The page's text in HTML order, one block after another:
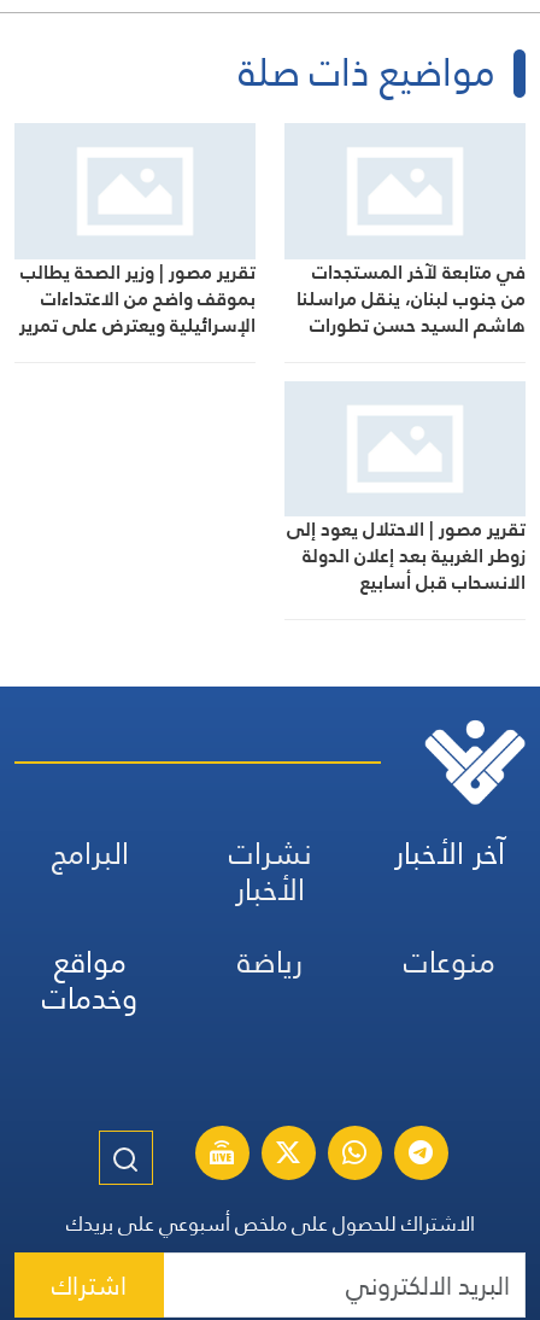
مواضيع ذات صلة
في متابعة لآخر المستجدات
من جنوب لبنان، ينقل مراسلنا
هاشم السيد حسن تطورات
الأوضاع الميدانية
تقرير مصور | وزير الصحة يطالب
بموقف واضح من الاعتداءات
الإسرائيلية ويعترض على تمرير
التعيينات
تقرير مصور | الاحتلال يعود إلى
زوطر الغربية بعد إعلان الدولة
الانسحاب قبل أسابيع
آخر الأخبار نشرات
الأخبار
البرامج
منوعات
رياضة مواقع
وخدمات
الاشتراك للحصول على ملخص أسبوعي على بريدك
اشتراك